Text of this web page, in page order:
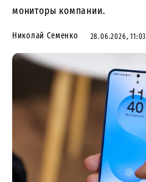
мониторы компании.
Николай Семенко 28.06.2026, 11:03